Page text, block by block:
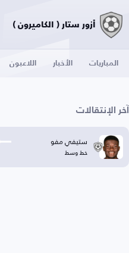
أزور ستار ( الكاميرون )
المباريات الأخبار اللاعبون
آخر الإنتقالات
ستيفي مفو
خط وسط